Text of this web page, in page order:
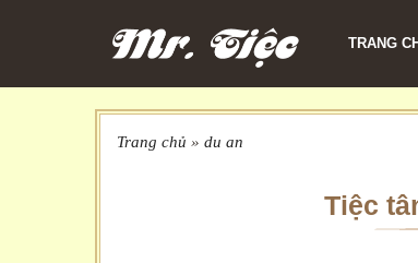
TRANG
Trang chủ » du an
Tiệc